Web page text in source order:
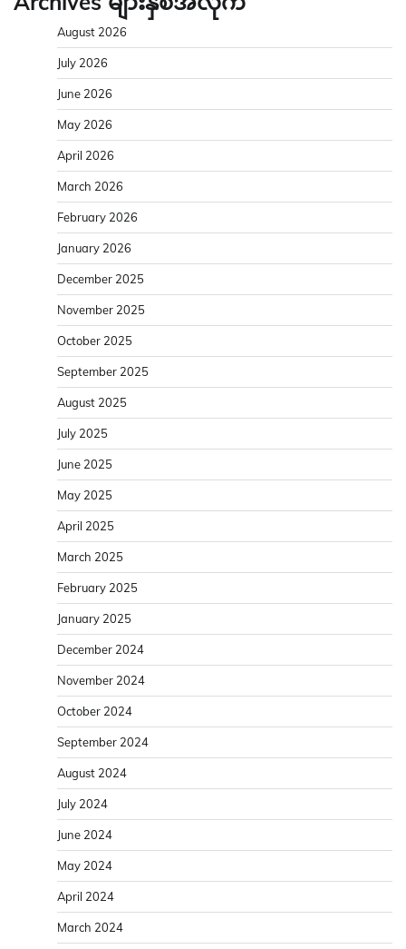
August 2026
July 2026
June 2026
May 2026
April 2026
March 2026
February 2026
January 2026
December 2025
November 2025
October 2025
September 2025
August 2025
July 2025
June 2025
May 2025
April 2025
March 2025
February 2025
January 2025
December 2024
November 2024
October 2024
September 2024
August 2024
July 2024
June 2024
May 2024
April 2024
March 2024